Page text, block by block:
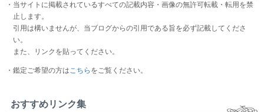
・当サイトに掲載されているすべての記載内容・画像の無許可転載・転用を禁
止します。
引用は構いませんが、当ブログからの引用である旨を必ず記載してくださ
い。
また、リンクを貼ってください。
・鑑定ご希望の方はこちら をご覧ください。
おすすめリンク集